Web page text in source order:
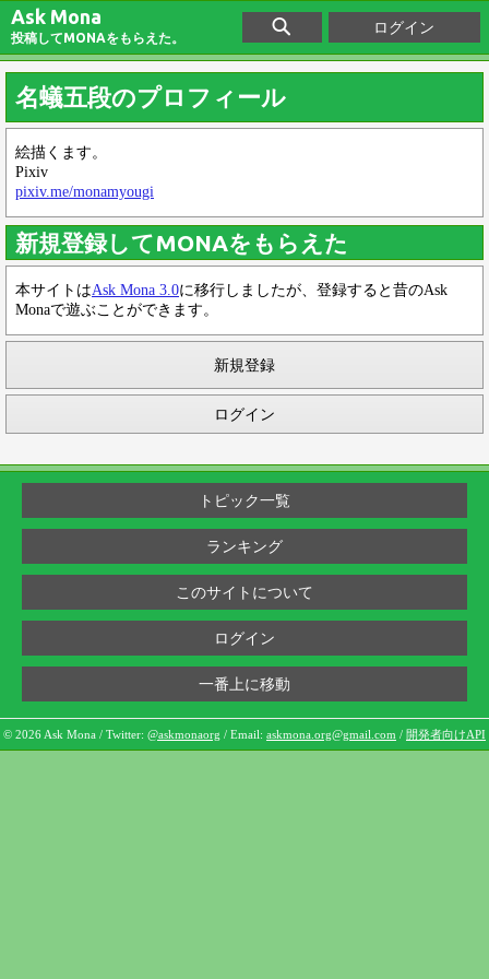
Ask Mona
投稿してMONAをもらえた。
ログイン
名蟻五段のプロフィール
絵描くます。
Pixiv
pixiv.me/monamyougi
新規登録してMONAをもらえた
本サイトはAsk Mona 3.0に移行しましたが、登録すると昔のAsk
Monaで遊ぶことができます。
新規登録
ログイン
トピック一覧
ランキング
このサイトについて
ログイン
一番上に移動
© 2026 Ask Mona / Twitter: @askmonaorg / Email: askmona.org@gmail.com / 開発者向けAPI